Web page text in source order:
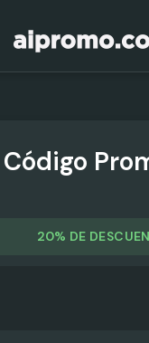
Código
20% DE